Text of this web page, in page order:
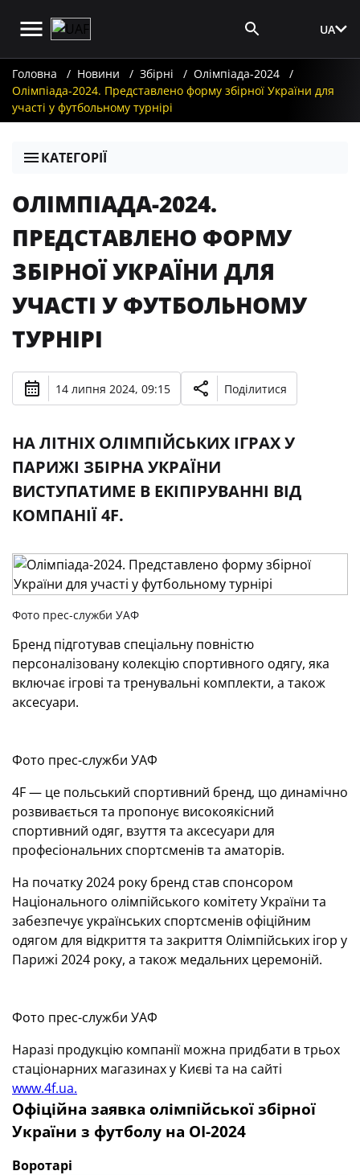
UA
Головна Новини Збірні
Олімпіада-2024
Олімпіада-2024. Представлено форму збірної України для
участі у футбольному турнірі
КАТЕГОРІЇ
ОЛІМПІАДА-2024.
ПРЕДСТАВЛЕНО ФОРМУ
ЗБІРНОЇ УКРАЇНИ ДЛЯ
УЧАСТІ У ФУТБОЛЬНОМУ
ТУРНІРІ
14 липня 2024, 09:15 Поділитися
НА ЛІТНІХ ОЛІМПІЙСЬКИХ ІГРАХ У
ПАРИЖІ ЗБІРНА УКРАЇНИ
ВИСТУПАТИМЕ В ЕКІПІРУВАННІ ВІД
КОМПАНІЇ 4F.
Фото прес-служби УАФ
Бренд підготував спеціальну повністю
персоналізовану колекцію спортивного одягу, яка
включає ігрові та тренувальні комплекти, а також
аксесуари.
Фото прес-служби УАФ
4F — це польський спортивний бренд, що динамічно
розвивається та пропонує високоякісний
спортивний одяг, взуття та аксесуари для
професіональних спортсменів та аматорів.
На початку 2024 року бренд став спонсором
Національного олімпійського комітету України та
забезпечує українських спортсменів офіційним
одягом для відкриття та закриття Олімпійських ігор у
Парижі 2024 року, а також медальних церемоній.
Фото прес-служби УАФ
Наразі продукцію компанії можна придбати в трьох
стаціонарних магазинах у Києві та на сайті
www.4f.ua.
Офіційна заявка олімпійської збірної
України з футболу на ОІ-2024
Воротарі